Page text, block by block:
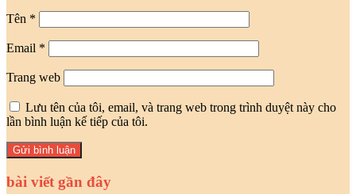
Tên *
Email *
Trang web
Lưu tên của tôi, email, và trang web trong trình duyệt này cho
lần bình luận kế tiếp của tôi.
bài viết gần đây